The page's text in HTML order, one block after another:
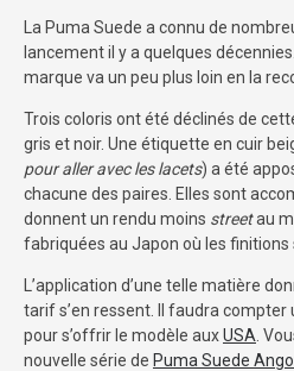
La Puma Suede a connu de
lancement il y a quelques
marque va un peu plus loin en la
Trois coloris ont été déclinés de
gris et noir. Une étiquette en cuir
pour aller avec les lacets) a été
chacune des paires. Elles sont
donnent un rendu moins streetau
fabriquées au Japon où les finitions
L’application d’une telle matière
tarif s’en ressent. Il faudra compter
pour s’offrir le modèle auxUSA .
nouvelle série de Puma Suede